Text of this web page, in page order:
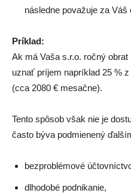
následne považuje za Váš
Príklad:
Ak má Vaša s.r.o. ročný
uznať príjem napríklad 25 %
(cca 2080 € mesačne).
Tento spôsob však nie je
často býva podmienený
bezproblémové
dlhodobé podnikanie,